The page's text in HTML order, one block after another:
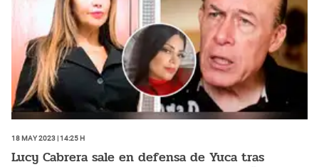
18 May 2023 | 14:25 h
Lucy Cabrera sale en defensa de Yuca tras